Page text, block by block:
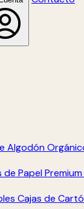
Algodón
de Papel Premium
Cajas de